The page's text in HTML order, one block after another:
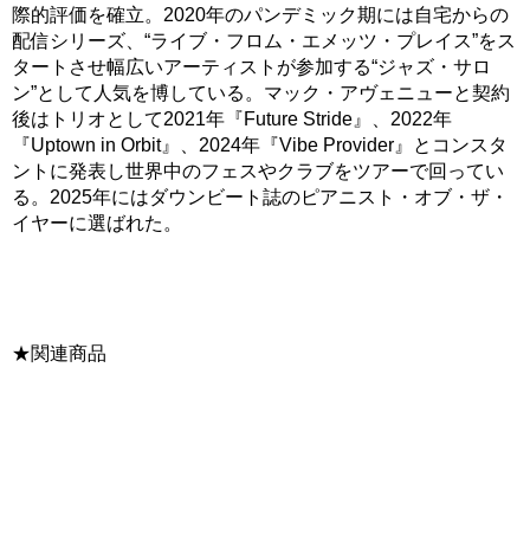
際的評価を確立。2020年のパンデミック期には自宅からの
配信シリーズ、“ライブ・フロム・エメッツ・プレイス”をス
タートさせ幅広いアーティストが参加する“ジャズ・サロ
ン”として人気を博している。マック・アヴェニューと契約
後はトリオとして2021年『Future Stride』、2022年
『Uptown in Orbit』、2024年『Vibe Provider』とコンスタ
ントに発表し世界中のフェスやクラブをツアーで回ってい
る。2025年にはダウンビート誌のピアニスト・オブ・ザ・
イヤーに選ばれた。
★関連商品